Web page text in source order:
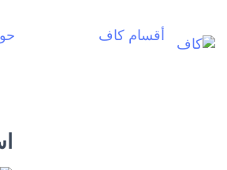
أقسام كاف